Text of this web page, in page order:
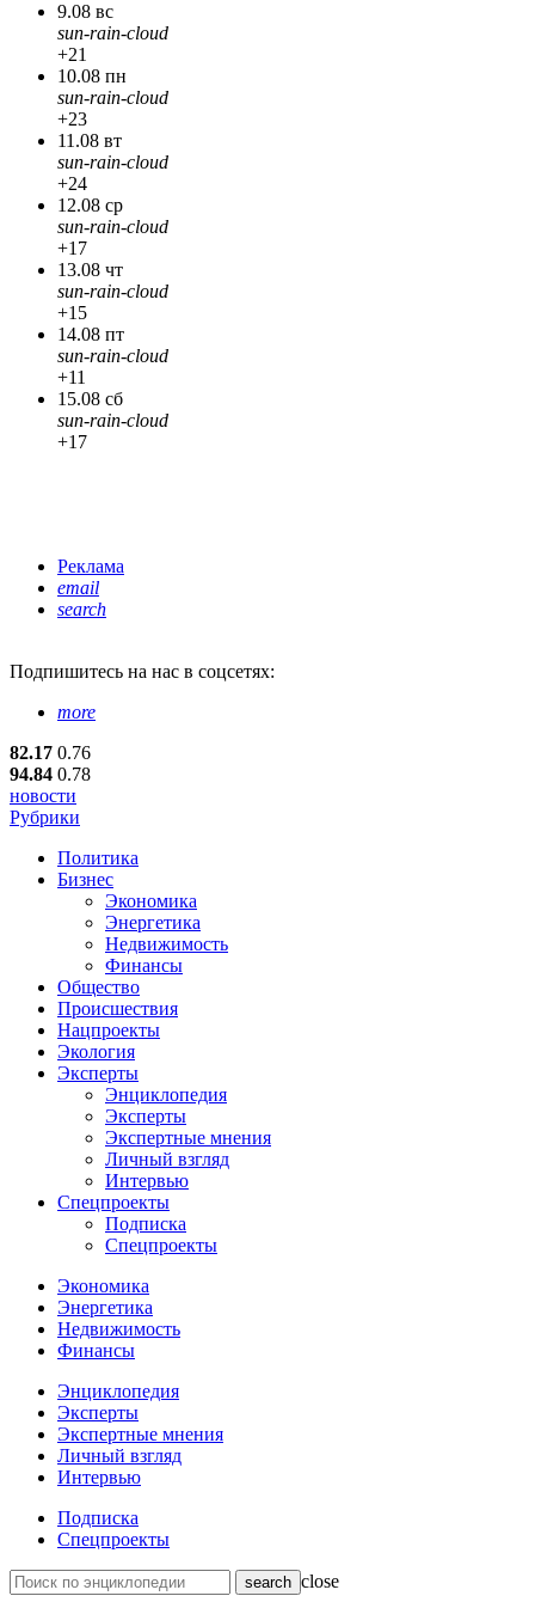
9.08 вс
sun-rain-cloud
+21
10.08 пн
sun-rain-cloud
+23
11.08 вт
sun-rain-cloud
+24
12.08 ср
sun-rain-cloud
+17
13.08 чт
sun-rain-cloud
+15
14.08 пт
sun-rain-cloud
+11
15.08 сб
sun-rain-cloud
+17
Реклама
email
search
Подпишитесь на нас в соцсетях:
more
82.17 0.76
94.84 0.78
новости
Рубрики
Политика
Бизнес
Экономика
Энергетика
Недвижимость
Финансы
Общество
Происшествия
Нацпроекты
Экология
Эксперты
Энциклопедия
Эксперты
Экспертные мнения
Личный взгляд
Интервью
Спецпроекты
Подписка
Спецпроекты
Экономика
Энергетика
Недвижимость
Финансы
Энциклопедия
Эксперты
Экспертные мнения
Личный взгляд
Интервью
Подписка
Спецпроекты
close